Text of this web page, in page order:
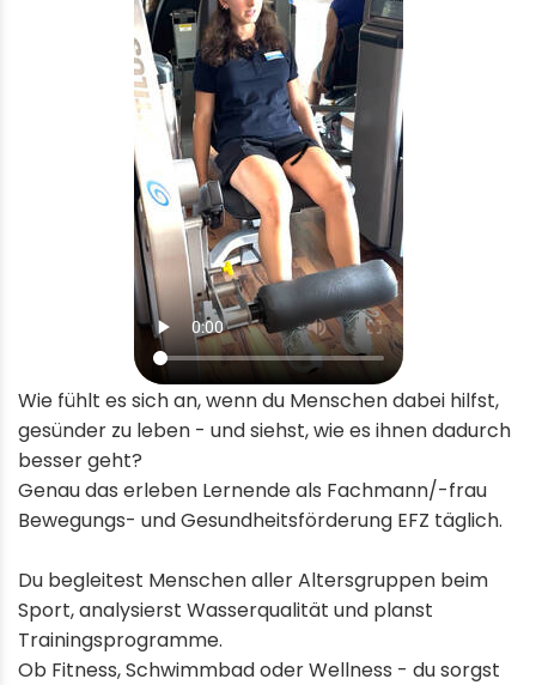
Wie fühlt es sich an, wenn du Menschen dabei hilfst,
gesünder zu leben - und siehst, wie es ihnen dadurch
besser geht?
Genau das erleben Lernende als Fachmann/-frau
Bewegungs- und Gesundheitsförderung EFZ täglich.
Du begleitest Menschen aller Altersgruppen beim
Sport, analysierst Wasserqualität und planst
Trainingsprogramme.
Ob Fitness, Schwimmbad oder Wellness - du sorgst